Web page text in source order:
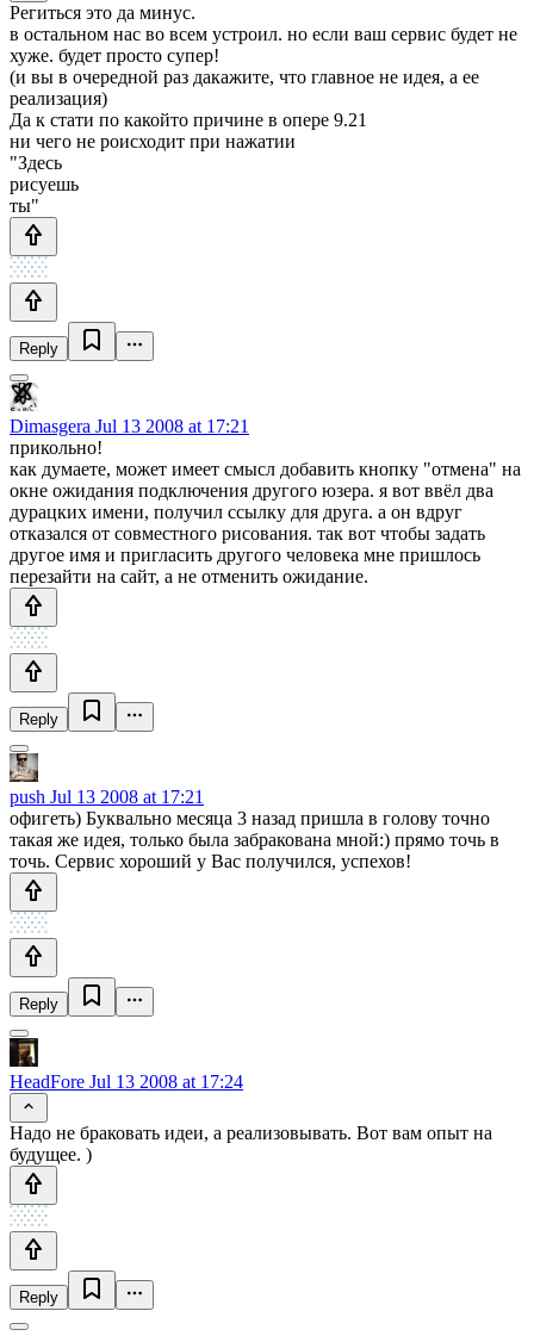
Региться это да минус.
в остальном нас во всем устроил. но если ваш сервис будет не
хуже. будет просто супер!
(и вы в очередной раз дакажите, что главное не идея, а ее
реализация)
Да к стати по какойто причине в опере 9.21
ни чего не роисходит при нажатии
"Здесь
рисуешь
ты"
Reply
Dimasgera Jul 13 2008 at 17:21
прикольно!
как думаете, может имеет смысл добавить кнопку "отмена" на
окне ожидания подключения другого юзера. я вот ввёл два
дурацких имени, получил ссылку для друга. а он вдруг
отказался от совместного рисования. так вот чтобы задать
другое имя и пригласить другого человека мне пришлось
перезайти на сайт, а не отменить ожидание.
Reply
push Jul 13 2008 at 17:21
офигеть) Буквально месяца 3 назад пришла в голову точно
такая же идея, только была забракована мной:) прямо точь в
точь. Сервис хороший у Вас получился, успехов!
Reply
HeadFore Jul 13 2008 at 17:24
Надо не браковать идеи, а реализовывать. Вот вам опыт на
будущее. )
Reply